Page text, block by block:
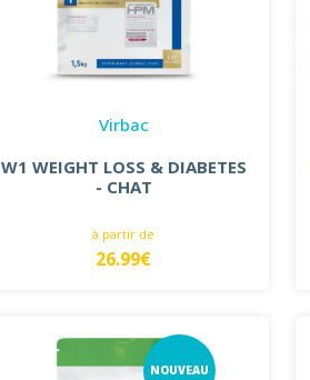
Virbac
W1 WEIGHT LOSS & DIABETES
- CHAT
à partir de
26.99€
NOUVEAU